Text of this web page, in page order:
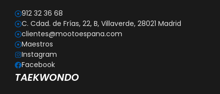
912 32 36 68
C. Cdad. de Frías, 22, B, Villaverde, 28021 Madrid
clientes@mootoespana.com
Maestros
Instagram
Facebook
TAEKWONDO